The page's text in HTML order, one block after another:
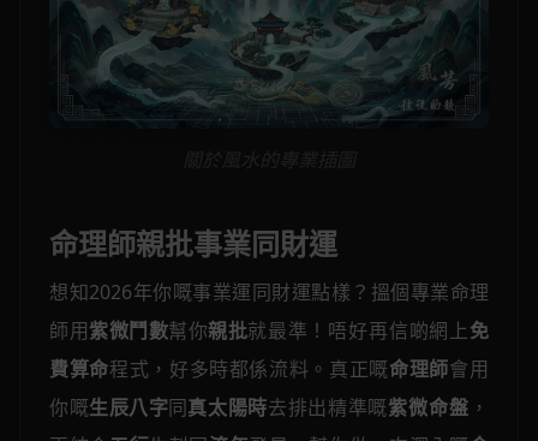
命理師親批事業同財運
想知2026年你嘅事業運同財運點樣？搵個專業命理
師用紫微鬥數幫你親批就最準！唔好再信啲網上免
費算命程式，好多時都係流料。真正嘅命理師會用
你嘅生辰八字同真太陽時去排出精準嘅紫微命盤 ，